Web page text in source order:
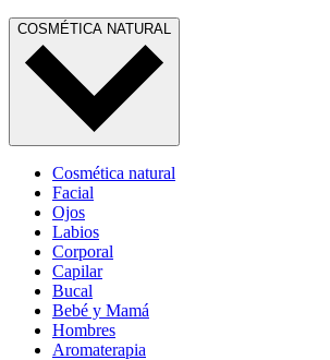
COSMÉTICA NATURAL
Cosmética natural
Facial
Ojos
Labios
Corporal
Capilar
Bucal
Bebé y Mamá
Hombres
Aromaterapia